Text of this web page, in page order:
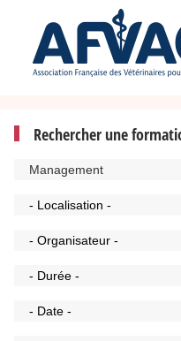
Rechercher une
Management
- Localisation -
- Organisateur -
- Durée -
- Date -